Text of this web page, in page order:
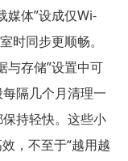
媒体”设成仅Wi-
时同步更顺畅。
与存储”设置中可
隔几个月清理一
持轻快。这些小
，不至于“越用越